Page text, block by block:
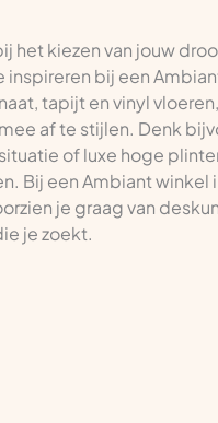
het kiezen van jouw
inspireren bij een
tapijt en vinyl
af te stijlen. Denk
of luxe hoge
Bij een Ambiant winkel
je graag van
je zoekt.